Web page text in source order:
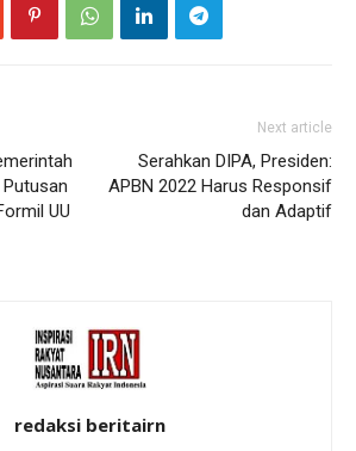
UU
Next article
Serahkan DIPA, Presiden:
APBN 2022 Harus Responsif
dan Adaptif
redaksi beritairn